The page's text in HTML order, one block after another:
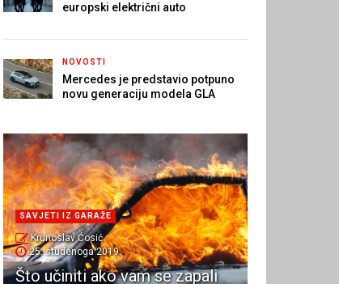
europski električni auto
NOVOSTI
Mercedes je predstavio potpuno
novu generaciju modela GLA
SAVJETI IZ GARAŽE
Krunoslav Ćosić
25. studenoga 2019.
Što učiniti ako vam se zapali